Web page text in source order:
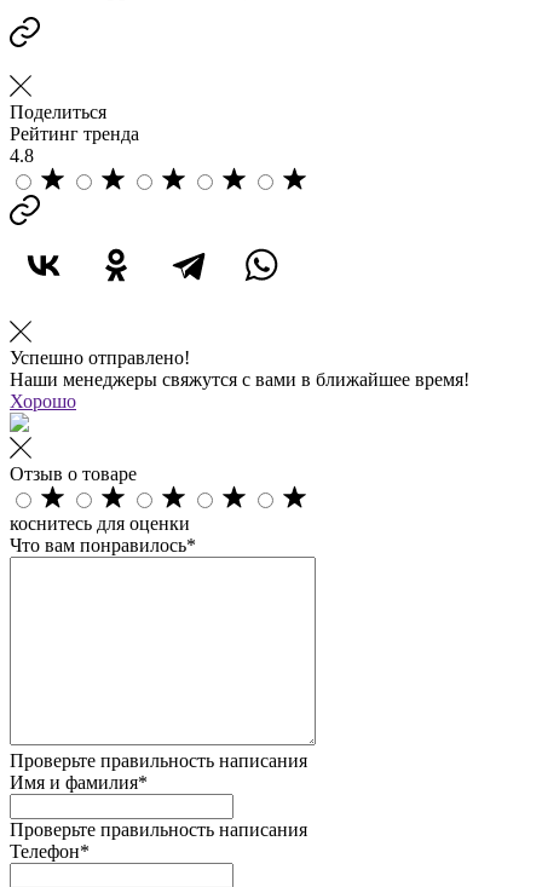
Поделиться
Рейтинг тренда
4.8
Успешно отправлено!
Наши менеджеры свяжутся с вами в ближайшее время!
Хорошо
Отзыв о товаре
коснитесь для оценки
Что вам понравилось*
Проверьте правильность написания
Имя и фамилия*
Проверьте правильность написания
Телефон*